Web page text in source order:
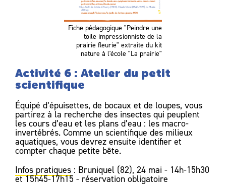
Fiche pédagogique "Peindre une
toile impressionniste de la
prairie fleurie" extraite du kit
nature à l'école "La prairie"
Activité 6 : Atelier du petit
scientifique
Équipé d’épuisettes, de bocaux et de loupes, vous
partirez à la recherche des insectes qui peuplent
les cours d’eau et les plans d’eau : les macro-
invertébrés. Comme un scientifique des milieux
aquatiques, vous devrez ensuite identifier et
compter chaque petite bête.
Infos pratiques : Bruniquel (82), 24 mai - 14h-15h30
et 15h45-17h15 - réservation obligatoire